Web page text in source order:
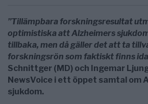
”Tillämpbara forskningsresultat
optimistiska att Alzheimers
tillbaka, men då gäller det att ta
forskningsrön som faktiskt finns
Schnittger (MD) och Ingemar
NewsVoice i ett öppet samtal om
sjukdom.